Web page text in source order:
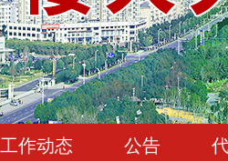
工作动态 公告